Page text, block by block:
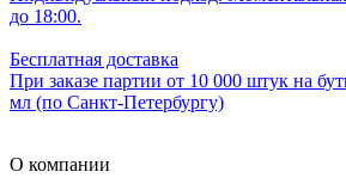
до 18:00.
Бесплатная доставка
При заказе партии от 10 000 штук на
мл (по Санкт-Петербургу)
О компании